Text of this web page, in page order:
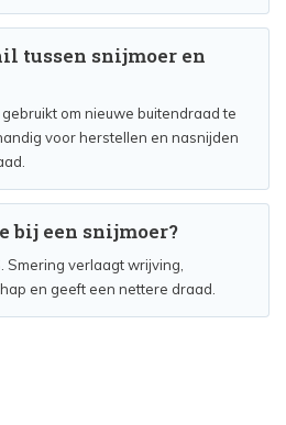
tussen snijmoer en
om nieuwe buitendraad te
voor herstellen en nasnijden
bij een snijmoer?
Smering verlaagt wrijving,
en geeft een nettere draad.